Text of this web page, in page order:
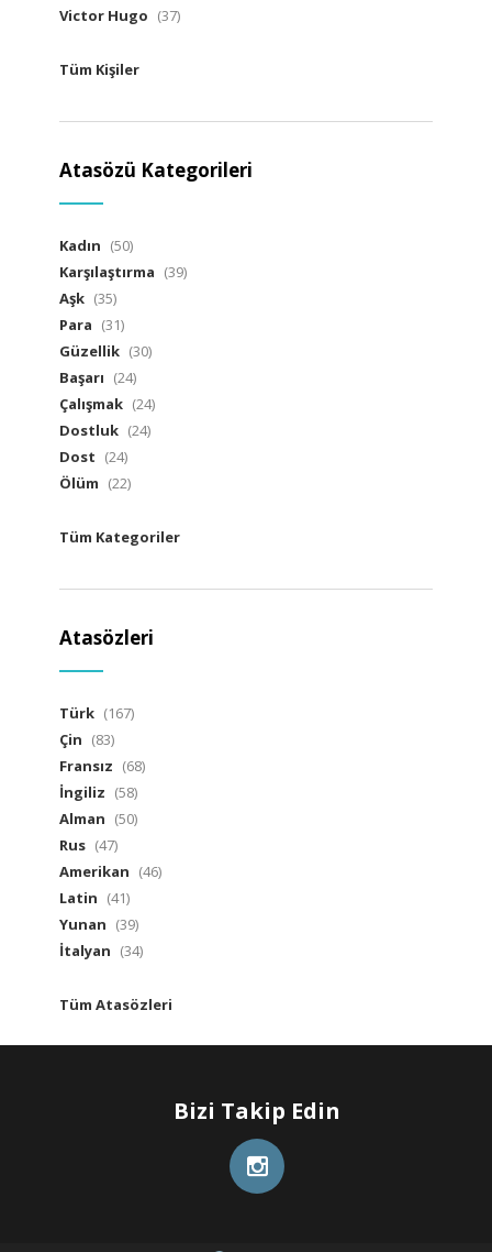
Victor Hugo (37)
Tüm Kişiler
Atasözü Kategorileri
Kadın (50)
Karşılaştırma (39)
Aşk (35)
Para (31)
Güzellik (30)
Başarı (24)
Çalışmak (24)
Dostluk (24)
Dost (24)
Ölüm (22)
Tüm Kategoriler
Atasözleri
Türk (167)
Çin (83)
Fransız (68)
İngiliz (58)
Alman (50)
Rus (47)
Amerikan (46)
Latin (41)
Yunan (39)
İtalyan (34)
Tüm Atasözleri
Bizi Takip Edin